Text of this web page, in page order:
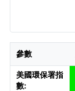
參數
美國環保署指
數: